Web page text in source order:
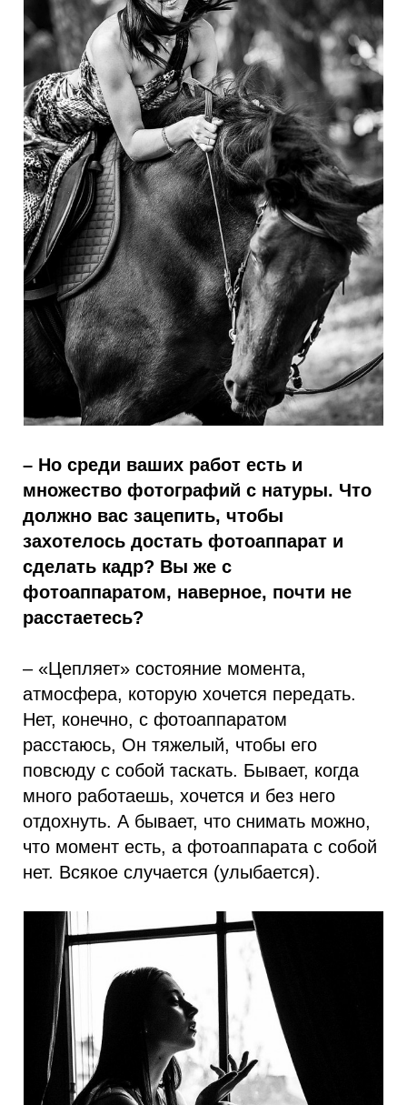
– Но среди ваших работ есть и
множество фотографий с натуры. Что
должно вас зацепить, чтобы
захотелось достать фотоаппарат и
сделать кадр? Вы же с
фотоаппаратом, наверное, почти не
расстаетесь?
– «Цепляет» состояние момента,
атмосфера, которую хочется передать.
Нет, конечно, с фотоаппаратом
расстаюсь, Он тяжелый, чтобы его
повсюду с собой таскать. Бывает, когда
много работаешь, хочется и без него
отдохнуть. А бывает, что снимать можно,
что момент есть, а фотоаппарата с собой
нет. Всякое случается (улыбается).